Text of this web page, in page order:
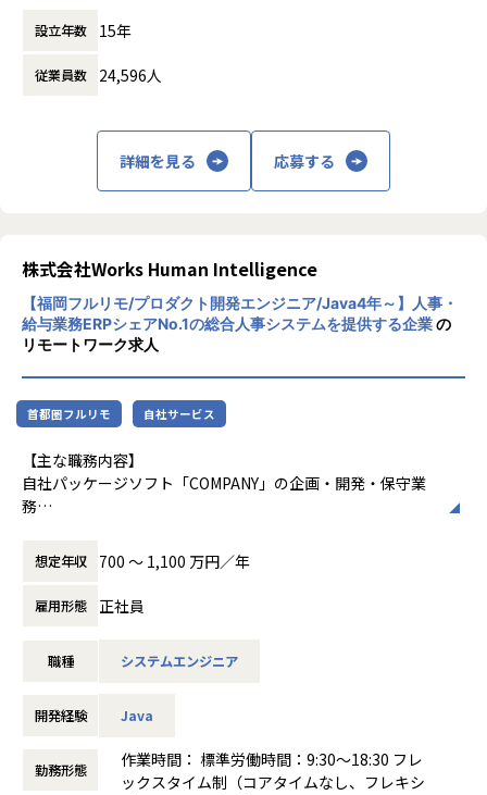
に渡ります。いわゆる技術者派遣と呼ばれ
働く場所に関わらない事業支援や最新技術を
用いた研究開発などを行っています。
程プロジェクトの増加といった世の中で技術
者集団として価値提供を行うために、エンジ
ニアが生涯活躍できる環境を考え事業運営を
行っています。
設立年数 15年
従業員数 24,596人
詳細を見る 応募する
株式会社Works Human Intelligence
【福岡フルリモ/プロダクト開発エンジニア/Java4年～】人事・
給与業務ERPシェアNo.1の総合人事システムを提供する企業の
リモートワーク求人
首都圏フルリモ 自社サービス
【主な職務内容】
自社パッケージソフト「COMPANY」の企画・開発・保守業
務
・新規サービス（マイクロサービス）の企画開発
・既存プロダクトの機能強化/改善案件
・当社コンサルタント/サポートセンターからの製品に起因す
る問題の調査・解決支援
ご希望や適性に応じて、人事・給与・勤怠・ID管理・タレン
いずれかの開発チームに所属していただきます。
【具体的な業務内容】
4～5名程度のチームで、1ヶ月単位で設計～テストのサイク
想定年収 700 〜 1,100 万円／年
雇用形態 正社員
職種 システムエンジニア
開発経験 Java
勤務形態
作業時間： 標準労働時間：9:30～18:30 フレ
ックスタイム制（コアタイムなし、フレキシ